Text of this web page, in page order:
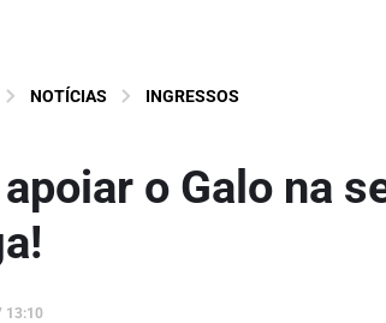
NOTÍCIAS INGRESSOS
o Galo na
13:10